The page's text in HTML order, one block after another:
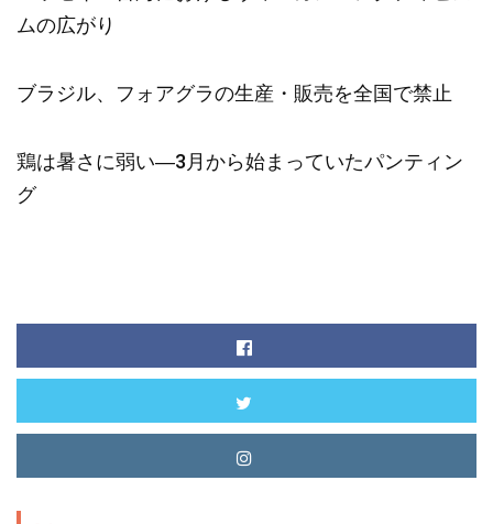
ムの広がり
ブラジル、フォアグラの生産・販売を全国で禁止
鶏は暑さに弱い―3月から始まっていたパンティン
グ